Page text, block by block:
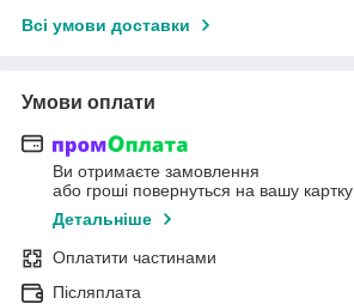
Всі умови доставки
Умови оплати
Ви отримаєте замовлення
або гроші повернуться на вашу картку
Детальніше
Оплатити частинами
Післяплата